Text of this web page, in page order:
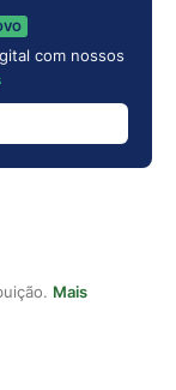
com nossos
Mais